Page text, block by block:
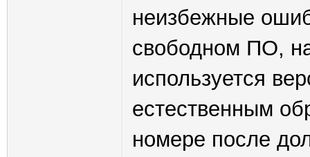
неизбежные
свободном ПО,
используется
естественным
номере после